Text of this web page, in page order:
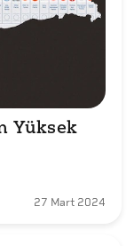
Yüksek
27 Mart 2024